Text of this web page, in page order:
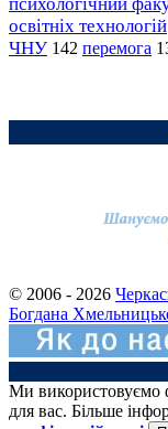
освітніх технологій
ЧНУ 142 перемога
© 2006 - 2026
Богдана
Ми використовуємо
для вас. Більше